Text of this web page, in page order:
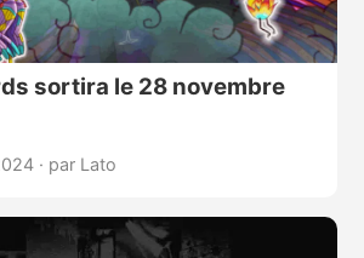
sortira le 28 novembre
· par Lato